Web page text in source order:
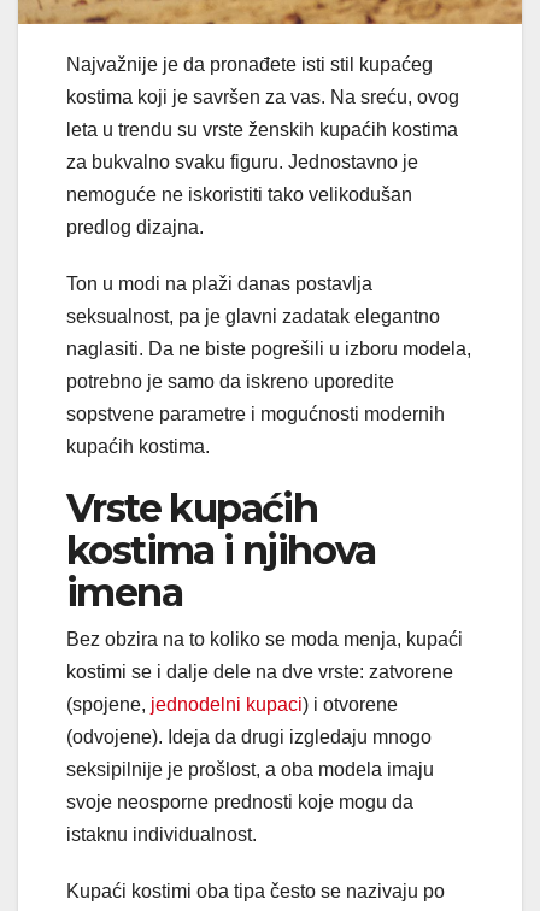
Najvažnije je da pronađete isti stil kupaćeg
kostima koji je savršen za vas. Na sreću, ovog
leta u trendu su vrste ženskih kupaćih kostima
za bukvalno svaku figuru. Jednostavno je
nemoguće ne iskoristiti tako velikodušan
predlog dizajna.
Ton u modi na plaži danas postavlja
seksualnost, pa je glavni zadatak elegantno
naglasiti. Da ne biste pogrešili u izboru modela,
potrebno je samo da iskreno uporedite
sopstvene parametre i mogućnosti modernih
kupaćih kostima.
Vrste kupaćih
kostima i njihova
imena
Bez obzira na to koliko se moda menja, kupaći
kostimi se i dalje dele na dve vrste: zatvorene
(spojene, jednodelni kupaci) i otvorene
(odvojene). Ideja da drugi izgledaju mnogo
seksipilnije je prošlost, a oba modela imaju
svoje neosporne prednosti koje mogu da
istaknu individualnost.
Kupaći kostimi oba tipa često se nazivaju po